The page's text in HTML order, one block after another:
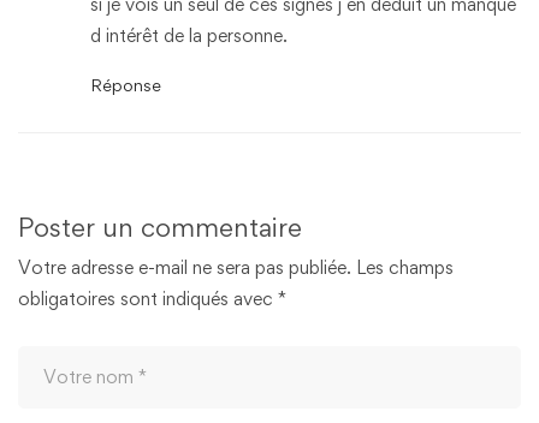
d intérêt de la personne.
Réponse
Poster un commentaire
Votre adresse e-mail ne sera pas publiée. Les champs
obligatoires sont indiqués avec *